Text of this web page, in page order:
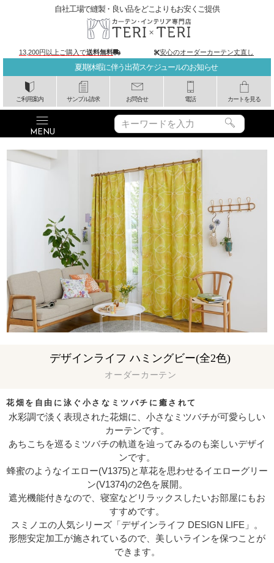
夏期休暇に伴う出荷スケジュールのお知らせ
ご利用案内 サンプル請求 お問合せ 電話 カートを見る
自社工場で縫製・良い品をどこよりもお安くご提供
13,200円以上ご購入で送料無料 安心のオーダーカーテン丈直し
花畑を自由に泳ぐ小さなミツバチに癒されて
オーダーカーテン
デザインライフ ハミングビー(全2色)
水彩調で淡く表現された花畑に、小さなミツバチが可愛らしい
カーテンです。
あちこちを巡るミツバチの軌道を辿ってみるのも楽しいデザイ
ンです。
蜂蜜のようなイエロー(V1375)と草花を思わせるイエローグリー
ン(V1374)の2色を展開。
遮光機能付きなので、寝室などリラックスしたいお部屋にもお
すすめです。
スミノエの人気シリーズ「デザインライフ DESIGN LIFE」。
形態安定加工が施されているので、美しいラインを保つことが
できます。